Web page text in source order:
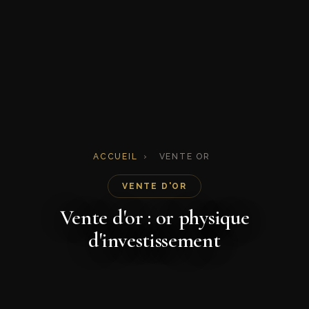
ACCUEIL › VENTE OR
VENTE D'OR
Vente d'or : or physique
d'investissement